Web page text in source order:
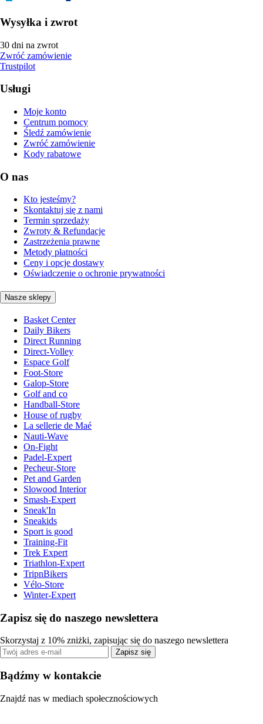
Wysyłka i zwrot
30 dni na zwrot
Zwróć zamówienie
Trustpilot
Usługi
Moje konto
Centrum pomocy
Śledź zamówienie
Zwróć zamówienie
Kody rabatowe
O nas
Kto jesteśmy?
Skontaktuj się z nami
Termin sprzedaży
Zwroty & Refundacje
Zastrzeżenia prawne
Metody płatności
Ceny i opcje dostawy
Oświadczenie o ochronie prywatności
Nasze sklepy
Basket Center
Daily Bikers
Direct Running
Direct-Volley
Espace Golf
Foot-Store
Galop-Store
Golf and co
Handball-Store
House of rugby
La sellerie de Maé
Nauti-Wave
On-Fight
Padel-Expert
Pecheur-Store
Pet and Garden
Slowood Interior
Smash-Expert
Sneak'In
Sneakids
Sport is good
Training-Fit
Trek Expert
Triathlon-Expert
TripnBikers
Vélo-Store
Winter-Expert
Zapisz się do naszego newslettera
Skorzystaj z 10% zniżki, zapisując się do naszego newslettera
Zapisz się
Bądźmy w kontakcie
Znajdź nas w mediach społecznościowych